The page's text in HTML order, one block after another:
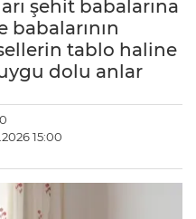
şehit babalarına
babalarının
tablo haline
dolu anlar
15:00